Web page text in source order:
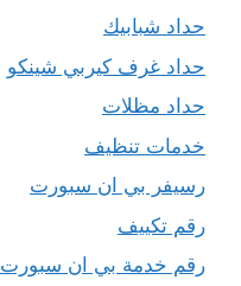
حداد شبابيك
حداد غرف كيربي شينكو
حداد مظلات
خدمات تنظيف
رسيفر بي ان سبورت
رقم تكييف
رقم خدمة بي ان سبورت